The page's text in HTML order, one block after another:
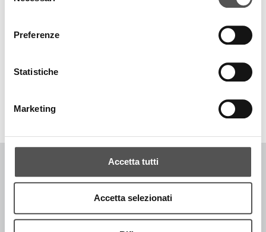
Preferenze
Statistiche
Marketing
Accetta tutti
Accetta selezionati
TOP RICERCHE
COPYRIGHT © 1996-2026 SIGLACOM - ALL RIGHTS RESERVED. - P.IVA